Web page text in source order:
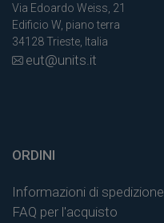
Via Edoardo Weiss, 21
Edificio W, piano terra
34128 Trieste, Italia
eut@units.it
ORDINI
Informazioni di spedizione
FAQ per l'acquisto